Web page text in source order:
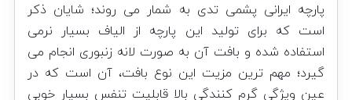
پارچه ایرانی پشمی تدی به شمار می روند؛ شایان ذکر
است که برای تولید این پارچه از الیاف بسیار نرمی
استفاده شده و بافت آن به صورت لانه زنبوری انجام می
گیرد؛ مهم ترین مزیت این نوع بافت، آن است که در
عین ویژگی گرم کنندگی بالا قابلیت تنفس بسیار خوبی